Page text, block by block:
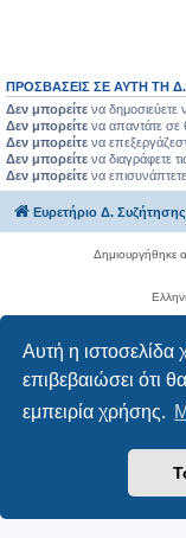
Αυτή η ιστοσελίδα
επιβεβαιώσει ότι
εμπειρία χρήσης.
ΠΡΟΣΒΆΣΕΙΣ ΣΕ ΑΥΤΉ ΤΗ
Δεν μπορείτε να δημοσιεύετε
Δεν μπορείτε να απαντάτε σε
Δεν μπορείτε να
Δεν μπορείτε να διαγράφετε
Δεν μπορείτε να
Ευρετήριο Δ. Συζήτησης
Δημιουργήθηκε